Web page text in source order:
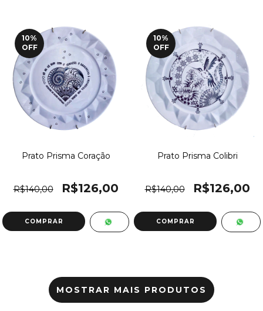
10%
OFF
Prato Prisma Coração
R$140,00 R$126,00
10%
OFF
Prato Prisma Colibri
R$140,00 R$126,00
MOSTRAR MAIS PRODUTOS